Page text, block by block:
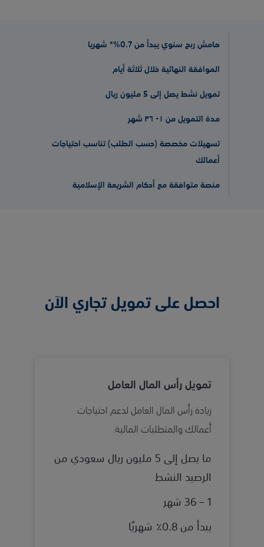
هامش ربح سنوي يبدأ من 0.7%* شهريا
الموافقة النهائية خلال ثلاثة أيام
تمويل نشط يصل إلى 5 مليون ريال
مدة التمويل من ١- ٣٦ شهر
تسهيلات مخصصة (حسب الطلب) تناسب احتياجات
أعمالك
منصة متوافقة مع أحكام الشريعة الإسلامية
احصل على تمويل تجاري الآن
تمويل رأس المال العامل
زيادة رأس المال العامل لدعم احتياجات
أعمالك والمتطلبات المالية.
ما يصل إلى 5 مليون ريال سعودي من
الرصيد النشط
1 – 36 شهر
يبدأ من 0.8٪ شهريًا